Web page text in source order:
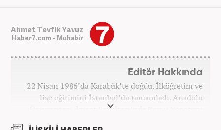
Ahmet Tevfik Yavuz
Haber7.com - Muhabir
Editör Hakkında
22 Nisan 1986’da Karabük’te doğdu. İlköğretim ve
lise eğitimini İstanbul’da tamamladı. Anadolu
Üniversitesi iktisat Fakültesi’nde Kamu Yönetimi